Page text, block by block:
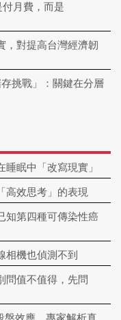
月費，而是
，對提高台灣經濟韌
挑戰」：關鍵在分層
眠中「改寫現實」
高效思考」的表現
知第四種可傳染性癌
相機也偵測不到
問值不值得，先問